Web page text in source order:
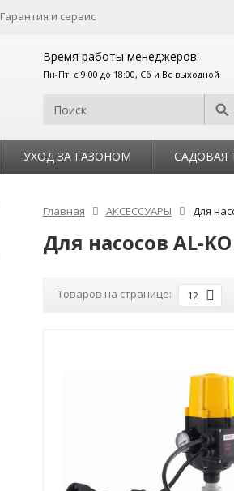
Гарантия и сервис
Время работы менеджеров:
Пн-Пт. с 9:00 до 18:00, Сб и Вс выходной
УХОД ЗА ГАЗОНОМ САДОВАЯ
Главная АКСЕССУАРЫ Для
Для насосов AL-
Товаров на странице: 12